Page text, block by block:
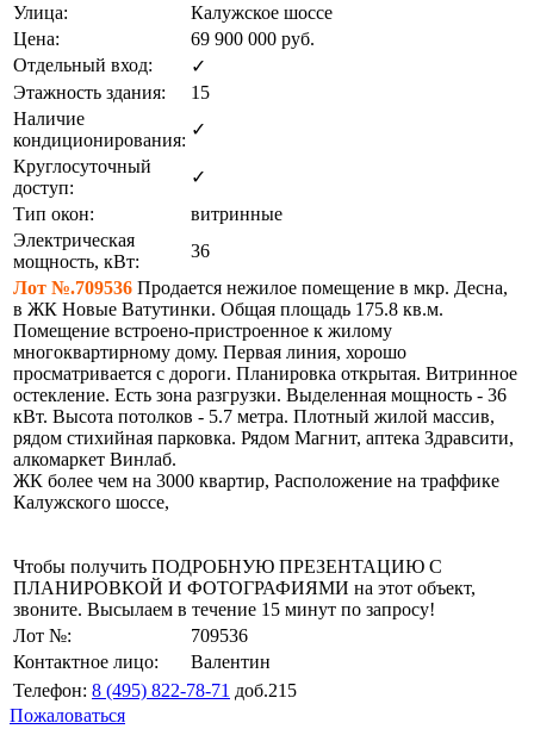
Улица:
Калужское шоссе
Цена:
69 900 000 руб.
Отдельный вход:
✓
Этажность здания:
15
Наличие
кондиционирования:
✓
Круглосуточный
доступ:
✓
Тип окон:
витринные
Электрическая
мощность, кВт:
36
Лот №.709536 Продается нежилое помещение в мкр. Десна,
в ЖК Новые Ватутинки. Общая площадь 175.8 кв.м.
Помещение встроено-пристроенное к жилому
многоквартирному дому. Первая линия, хорошо
просматривается с дороги. Планировка открытая. Витринное
остекление. Есть зона разгрузки. Выделенная мощность - 36
кВт. Высота потолков - 5.7 метра. Плотный жилой массив,
рядом стихийная парковка. Рядом Магнит, аптека Здравсити,
алкомаркет Винлаб.
ЖК более чем на 3000 квартир, Расположение на траффике
Калужского шоссе,
Чтобы получить ПОДРОБНУЮ ПРЕЗЕНТАЦИЮ С
ПЛАНИРОВКОЙ И ФОТОГРАФИЯМИ на этот объект,
звоните. Высылаем в течение 15 минут по запросу!
Лот №:
709536
Контактное лицо:
Валентин
Телефон: 8 (495) 822-78-71 доб.215
Пожаловаться